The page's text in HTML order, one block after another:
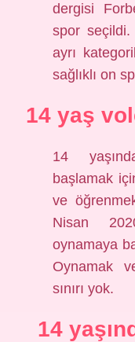
dergisi
spor
ayrı
sağlıklı on
14 yaş
14
başlamak
ve
Nisan
oynamaya
Oynamak
sınırı yok.
14